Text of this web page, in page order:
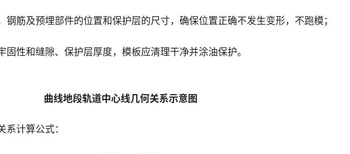
筋及预埋部件的位置和保护层的尺寸，确保位置正确不发生变形，不跑模；
性和缝隙、保护层厚度，模板应清理干净并涂油保护。
曲线地段轨道中心线几何关系示意图
计算公式：